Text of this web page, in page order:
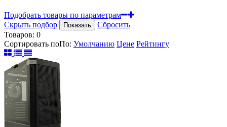
Подобрать товары по параметрам
Скрыть подбор
Показать
Сбросить
Товаров: 0
Сортировать поПо: Умолчанию Цене Рейтингу